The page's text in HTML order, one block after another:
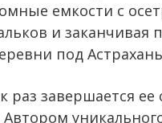
емкости с
и заканчивая
под
завершается ее